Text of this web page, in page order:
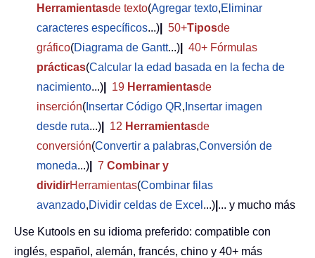
Herramientasde texto(Agregar texto,Eliminar
caracteres específicos...) 50+Tiposde
gráfico(Diagrama de Gantt...)
40+ Fórmulas
prácticas(Calcular la edad basada en la fecha de
nacimiento...) 19 Herramientasde
inserción( Insertar Código QR, Insertar imagen
desde ruta...) 12 Herramientasde
conversión(Convertir a palabras,Conversión de
moneda...) 7 Combinar y
dividirHerramientas(Combinar filas
avanzado,Dividir celdas de Excel ...) ... y mucho más
Use Kutools en su idioma preferido: compatible con
inglés, español, alemán, francés, chino y 40+ más